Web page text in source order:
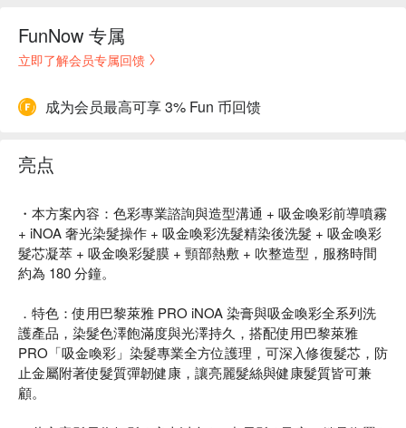
FunNow 专属
立即了解会员专属回馈
成为会员最高可享 3% Fun 币回馈
亮点
・本方案內容：色彩專業諮詢與造型溝通 + 吸金喚彩前導噴霧
+ iNOA 奢光染髮操作 + 吸金喚彩洗髮精染後洗髮 + 吸金喚彩
髮芯凝萃 + 吸金喚彩髮膜 + 頸部熱敷 + 吹整造型，服務時間
約為 180 分鐘。
．特色：使用巴黎萊雅 PRO iNOA 染膏與吸金喚彩全系列洗
護產品，染髮色澤飽滿度與光澤持久，搭配使用巴黎萊雅
PRO「吸金喚彩」染髮專業全方位護理，可深入修復髮芯，防
止金屬附著使髮質彈韌健康，讓亮麗髮絲與健康髮質皆可兼
顧。